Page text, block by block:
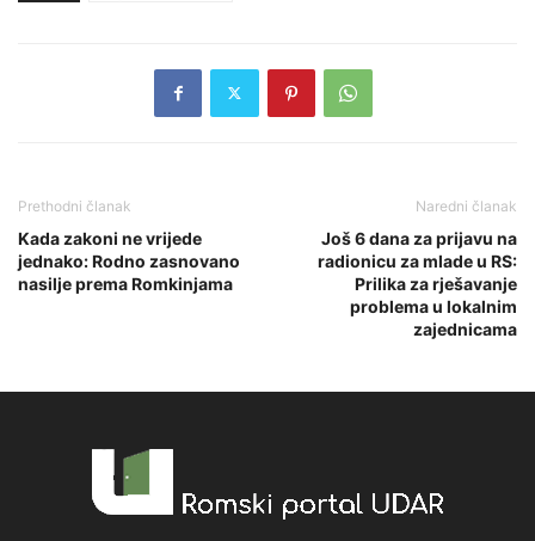
Prethodni članak
Kada zakoni ne vrijede
jednako: Rodno zasnovano
nasilje prema Romkinjama
Naredni članak
Još 6 dana za prijavu na
radionicu za mlade u RS:
Prilika za rješavanje
problema u lokalnim
zajednicama